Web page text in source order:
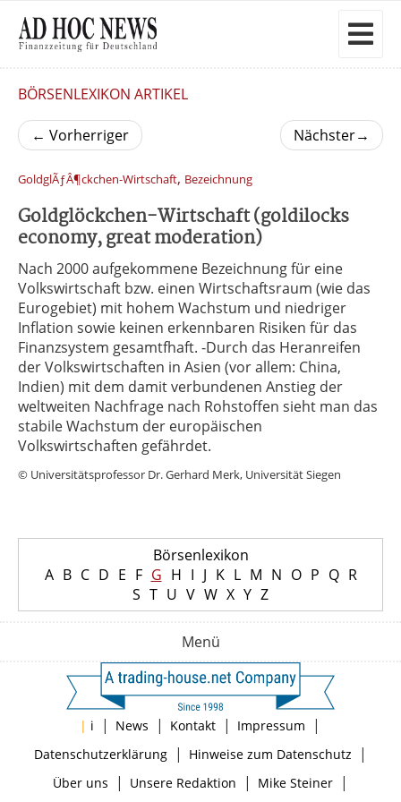
BÖRSENLEXIKON ARTIKEL
← Vorherriger Nächster→
GoldglÃƒÂ¶ckchen-Wirtschaft, Bezeichnung
Goldglöckchen-Wirtschaft (goldilocks
economy, great moderation)
Nach 2000 aufgekommene Bezeichnung für eine
Volkswirtschaft bzw. einen Wirtschaftsraum (wie das
Eurogebiet) mit hohem Wachstum und niedriger
Inflation sowie keinen erkennbaren Risiken für das
Finanzsystem gesamtfhaft. -Durch das Heranreifen
der Volkswirtschaften in Asien (vor allem: China,
Indien) mit dem damit verbundenen Anstieg der
weltweiten Nachfrage nach Rohstoffen sieht man das
stabile Wachstum der europäischen
Volkswirtschaften gefährdet.
© Universitätsprofessor Dr. Gerhard Merk, Universität Siegen
Börsenlexikon
A B C D E F G H I J K L M N O P Q R
S T U V W X Y Z
Menü
| i | News | Kontakt | Impressum |
Datenschutzerklärung| Hinweise zum Datenschutz |
Über uns | Unsere Redaktion | Mike Steiner|